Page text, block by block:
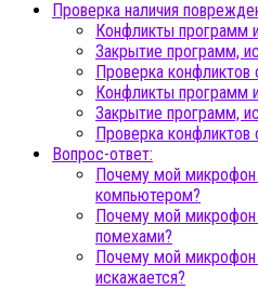
Проверка наличия
Конфликты программ
Закрытие программ,
Проверка
Конфликты программ
Закрытие программ,
Проверка
Вопрос-ответ:
Почему мой микрофон
компьютером?
Почему мой микрофон
помехами?
Почему мой микрофон
искажается?